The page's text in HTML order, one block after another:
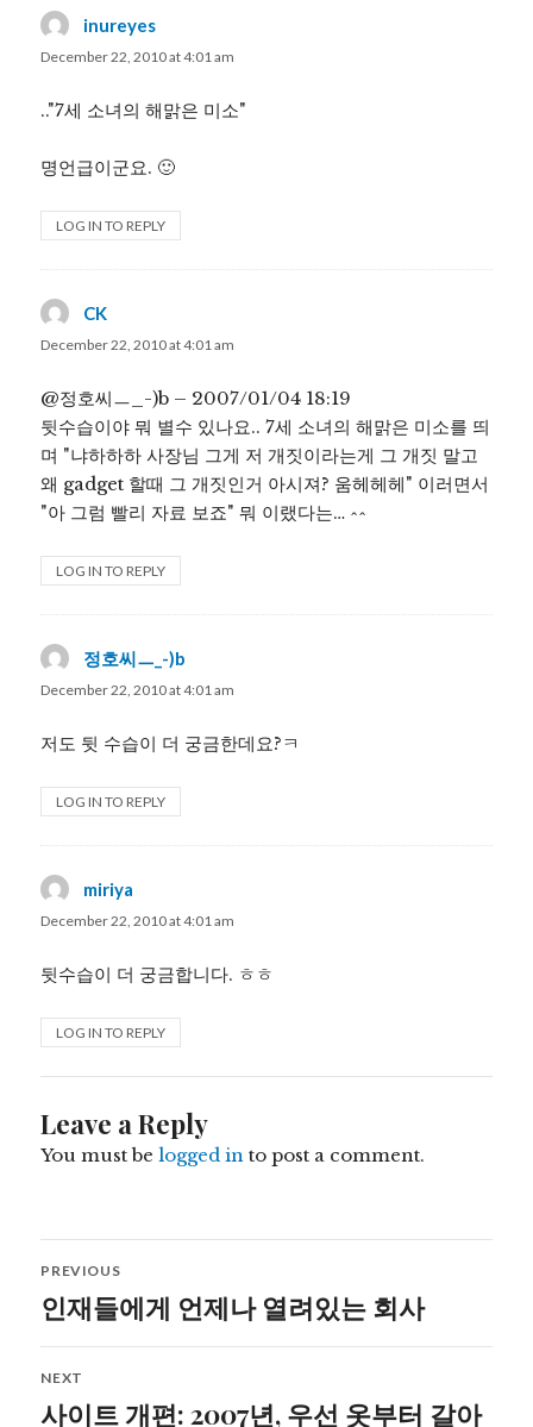
inureyes
December 22, 2010 at 4:01 am
.."7세 소녀의 해맑은 미소"
명언급이군요. 🙂
LOG IN TO REPLY
CK
December 22, 2010 at 4:01 am
@정호씨ㅡ_-)b – 2007/01/04 18:19
뒷수습이야 뭐 별수 있나요.. 7세 소녀의 해맑은 미소를 띄
며 "냐하하하 사장님 그게 저 개짓이라는게 그 개짓 말고
왜 gadget 할때 그 개짓인거 아시져? 움헤헤헤" 이러면서
"아 그럼 빨리 자료 보죠" 뭐 이랬다는… ^^
LOG IN TO REPLY
정호씨ㅡ_-)b
December 22, 2010 at 4:01 am
저도 뒷 수습이 더 궁금한데요?ㅋ
LOG IN TO REPLY
miriya
December 22, 2010 at 4:01 am
뒷수습이 더 궁금합니다. ㅎㅎ
LOG IN TO REPLY
Leave a Reply
You must belogged in to post a comment.
Post
navigation
PREVIOUS
Previous
인재들에게 언제나 열려있는 회사
NEXT
Next
사이트 개편: 2007년, 우선 옷부터 갈아